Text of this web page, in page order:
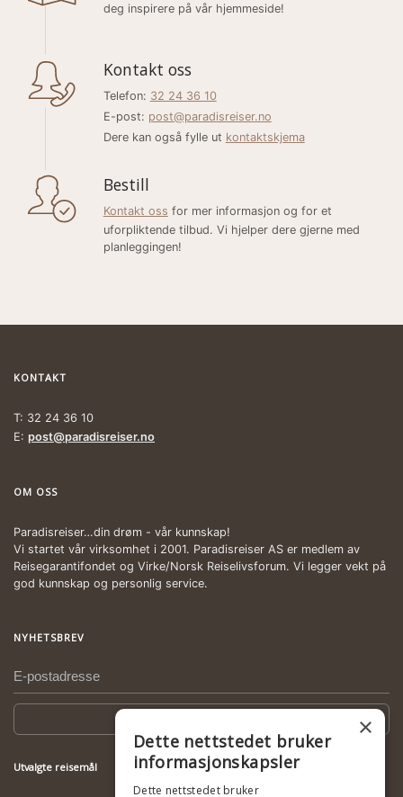
deg inspirere på vår hjemmeside!
Kontakt oss
Telefon: 32 24 36 10
E-post: post@paradisreiser.no
Dere kan også fylle ut kontaktskjema
Bestill
Kontakt oss for mer informasjon og for et
uforpliktende tilbud. Vi hjelper dere gjerne med
planleggingen!
KONTAKT
T: 32 24 36 10
E: post@paradisreiser.no
OM OSS
Paradisreiser…din drøm - vår kunnskap!
Vi startet vår virksomhet i 2001. Paradisreiser AS er medlem av
Reisegarantifondet og Virke/Norsk Reiselivsforum. Vi legger vekt på
god kunnskap og personlig service.
NYHETSBREV
Utvalgte reisemål
×
Dette nettstedet bruker
informasjonskapsler
Dette nettstedet bruker